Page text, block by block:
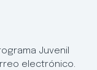
Juvenil
electrónico.